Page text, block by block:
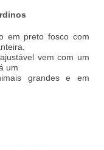
em preto fosco com
vem com um
um
grandes e em